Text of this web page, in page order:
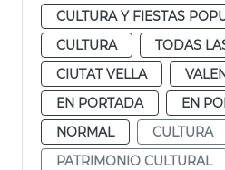
CULTURA Y FIESTAS
CULTURA
TODAS
CIUTAT VELLA
EN PORTADA
EN
NORMAL
CULTURA
PATRIMONIO CULTURAL